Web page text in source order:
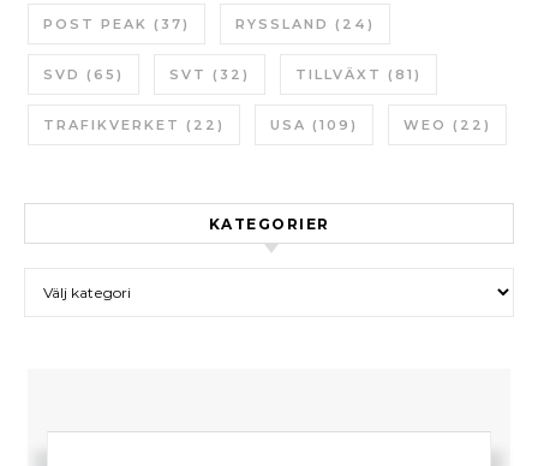
POST PEAK (37) RYSSLAND (24)
SVD (65) SVT (32) TILLVÄXT (81)
TRAFIKVERKET (22) USA (109) WEO (22)
KATEGORIER